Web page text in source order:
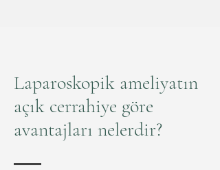
Laparoskopik ameliyatın
açık cerrahiye göre
avantajları nelerdir?